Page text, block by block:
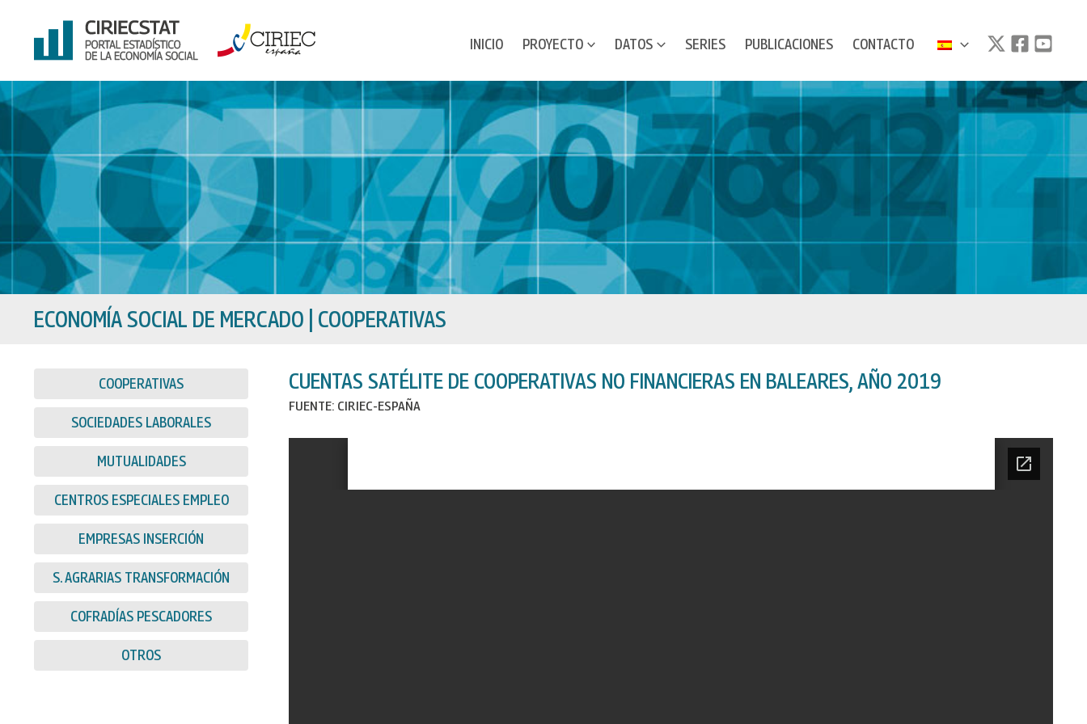
INICIO PROYECTO DATOS SERIES PUBLICACIONES CONTACTO
ECONOMÍA SOCIAL DE MERCADO COOPERATIVAS
COOPERATIVAS
SOCIEDADES LABORALES
MUTUALIDADES
CENTROS ESPECIALES EMPLEO
EMPRESAS INSERCIÓN
S. AGRARIAS TRANSFORMACIÓN
COFRADÍAS PESCADORES
OTROS
CUENTAS SATÉLITE DE COOPERATIVAS NO FINANCIERAS EN BALEARES, AÑO 2019
FUENTE: CIRIEC-ESPAÑA